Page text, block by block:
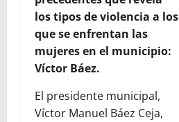
los tipos de violencia a los
que se enfrentan las
mujeres en el municipio:
Víctor Báez.
El presidente municipal,
Víctor Manuel Báez Ceja,